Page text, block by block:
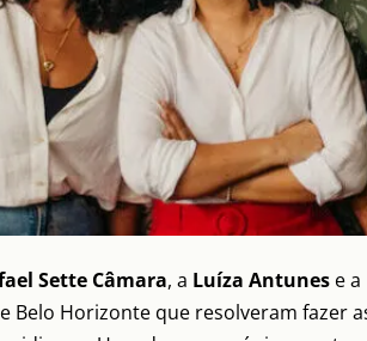
Sette Câmara, a Luíza Antunes e a
Belo Horizonte que resolveram fazer